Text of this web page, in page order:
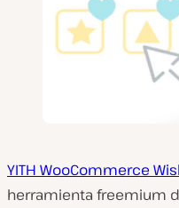
YITH WooCommerce
herramienta freemium